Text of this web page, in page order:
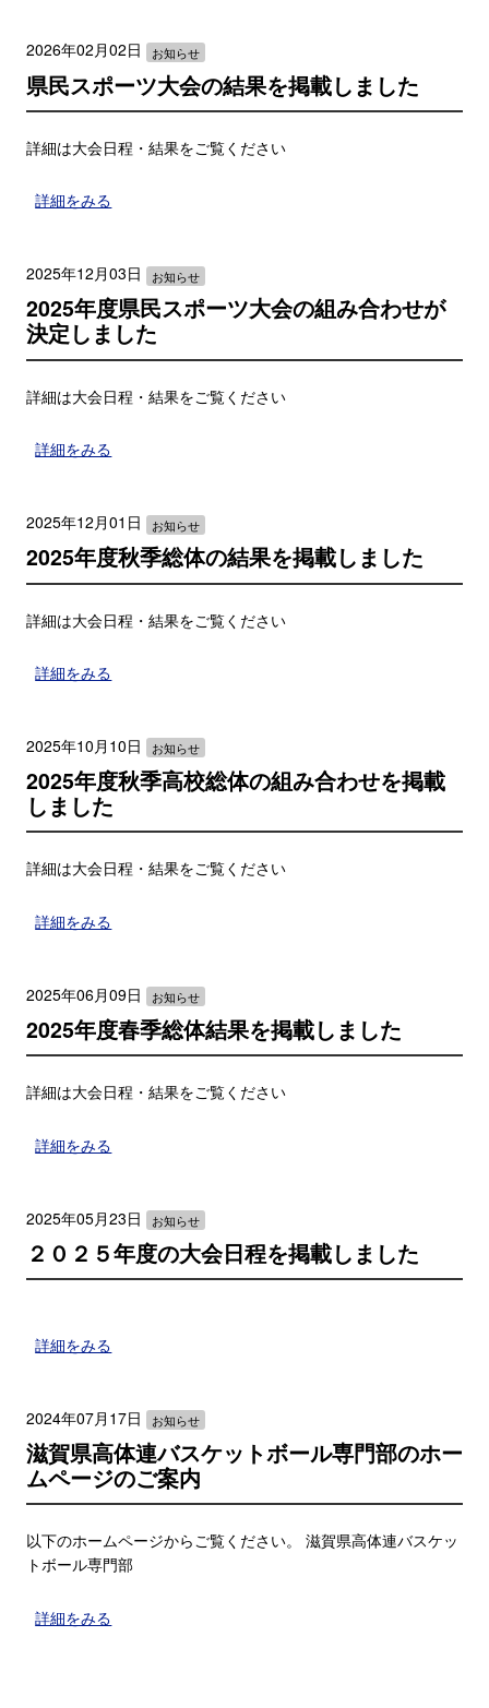
2026年02月02日 お知らせ
県民スポーツ大会の結果を掲載しました
詳細は大会日程・結果をご覧ください
詳細をみる
2025年12月03日 お知らせ
2025年度県民スポーツ大会の組み合わせが
決定しました
詳細は大会日程・結果をご覧ください
詳細をみる
2025年12月01日 お知らせ
2025年度秋季総体の結果を掲載しました
詳細は大会日程・結果をご覧ください
詳細をみる
2025年10月10日 お知らせ
2025年度秋季高校総体の組み合わせを掲載
しました
詳細は大会日程・結果をご覧ください
詳細をみる
2025年06月09日 お知らせ
2025年度春季総体結果を掲載しました
詳細は大会日程・結果をご覧ください
詳細をみる
2025年05月23日 お知らせ
２０２５年度の大会日程を掲載しました
詳細をみる
2024年07月17日 お知らせ
滋賀県高体連バスケットボール専門部のホー
ムページのご案内
以下のホームページからご覧ください。 滋賀県高体連バスケッ
トボール専門部
詳細をみる